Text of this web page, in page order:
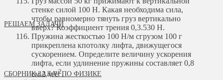
РЕШАЕМ ЗАДАЧИ
СБОРНИК ЗАДАЧ ПО ФИЗИКЕ
стенке силой 100 Н. Какая необходима сила,
чтобы равномерно тянуть груз вертикально
вверх? Коэффициент трения 0,3.530 Н.
Пружина жесткостью 100 Н/м сгрузом 100 г
прикреплена кпотолку лифта, движущегося
сускорением. Определите величину ускорения
лифта, если удлинение пружины составляет 0,8
см.2 м/с2.